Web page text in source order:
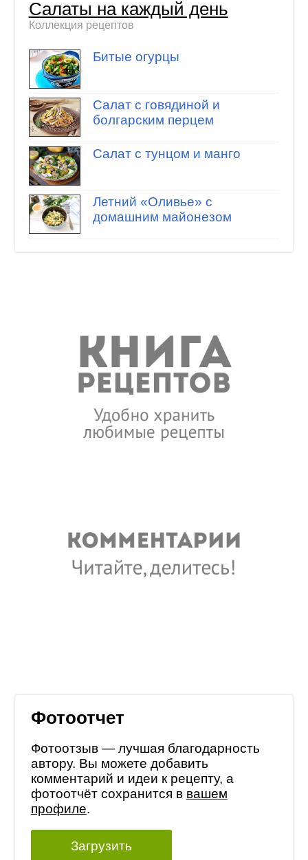
Салаты на каждый день
Коллекция рецептов
Битые огурцы
Салат с говядиной и
болгарским перцем
Салат с тунцом и манго
Летний «Оливье» с
домашним майонезом
Фотоотчет
Фотоотзыв — лучшая благодарность
автору. Вы можете добавить
комментарий и идеи к рецепту, а
фотоотчёт сохранится в вашем
профиле.
Загрузить